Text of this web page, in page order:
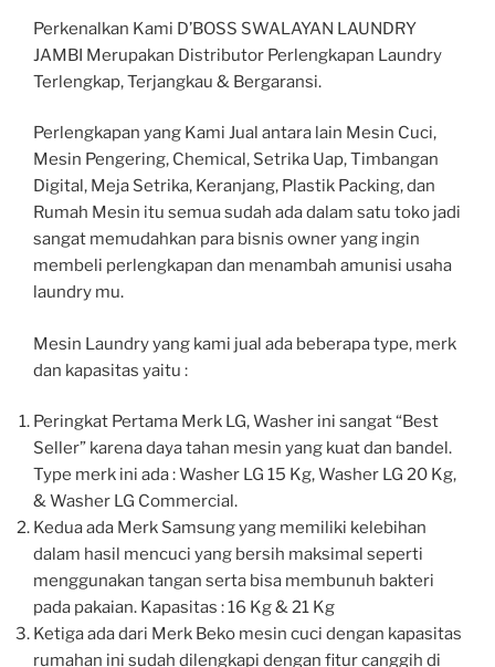
Perkenalkan Kami D’BOSS SWALAYAN LAUNDRY
JAMBI Merupakan Distributor Perlengkapan Laundry
Terlengkap, Terjangkau & Bergaransi.
Perlengkapan yang Kami Jual antara lain Mesin Cuci,
Mesin Pengering, Chemical, Setrika Uap, Timbangan
Digital, Meja Setrika, Keranjang, Plastik Packing, dan
Rumah Mesin itu semua sudah ada dalam satu toko jadi
sangat memudahkan para bisnis owner yang ingin
membeli perlengkapan dan menambah amunisi usaha
laundry mu.
Mesin Laundry yang kami jual ada beberapa type, merk
dan kapasitas yaitu :
Peringkat Pertama Merk LG, Washer ini sangat “Best
Seller” karena daya tahan mesin yang kuat dan bandel.
Type merk ini ada : Washer LG 15 Kg, Washer LG 20 Kg,
& Washer LG Commercial.
Kedua ada Merk Samsung yang memiliki kelebihan
dalam hasil mencuci yang bersih maksimal seperti
menggunakan tangan serta bisa membunuh bakteri
pada pakaian. Kapasitas : 16 Kg & 21 Kg
Ketiga ada dari Merk Beko mesin cuci dengan kapasitas
rumahan ini sudah dilengkapi dengan fitur canggih di